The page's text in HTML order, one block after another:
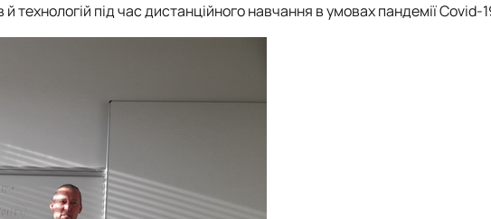
технологій під час дистанційного навчання в умовах пандемії Covid-